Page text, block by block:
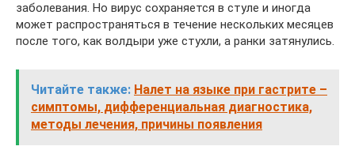
заболевания. Но вирус сохраняется в стуле и иногда
может распространяться в течение нескольких месяцев
после того, как волдыри уже стухли, а ранки затянулись.
Читайте также: Налет на языке при гастрите –
симптомы, дифференциальная диагностика,
методы лечения, причины появления